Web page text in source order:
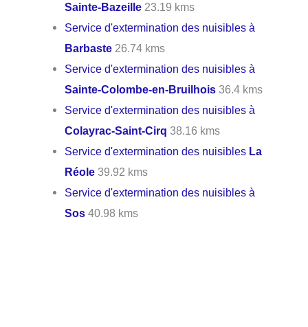
Sainte-Bazeille 23.19 kms
Service d'extermination des nuisibles à
Barbaste 26.74 kms
Service d'extermination des nuisibles à
Sainte-Colombe-en-Bruilhois 36.4 kms
Service d'extermination des nuisibles à
Colayrac-Saint-Cirq 38.16 kms
Service d'extermination des nuisibles La
Réole 39.92 kms
Service d'extermination des nuisibles à
Sos 40.98 kms